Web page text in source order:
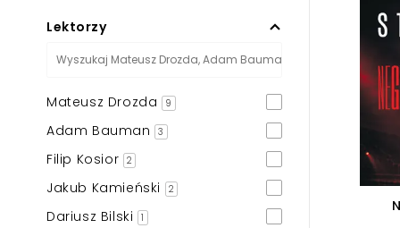
Lektorzy
Mateusz Drozda 9
Adam Bauman 3
Filip Kosior 2
Jakub Kamieński 2
Dariusz Bilski 1